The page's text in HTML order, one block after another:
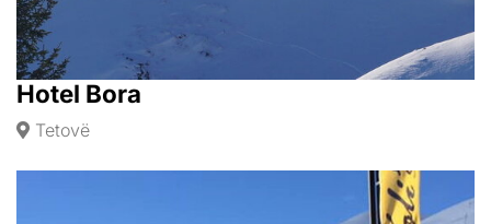
Hotel Bora
Tetovë